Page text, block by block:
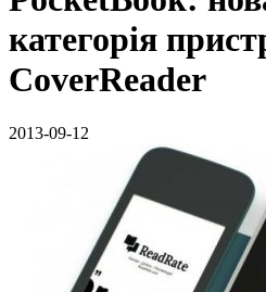
категорія
CoverReader
2013-09-12